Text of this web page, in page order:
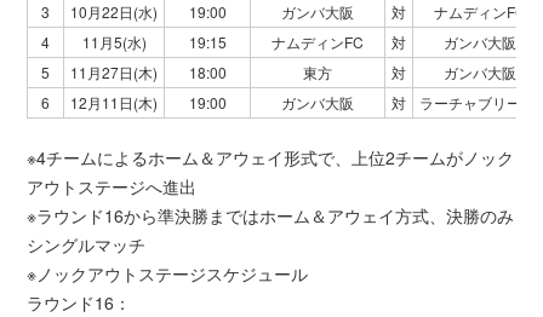
3
10月22日(水) 19:00 ガンバ大阪 対
ナムディンFC
4
11月5(水) 19:15 ナムディンFC 対
ガンバ大阪
5
11月27日(木) 18:00 東方 対
ガンバ大阪
6
12月11日(木) 19:00 ガンバ大阪 対 ラーチャブリーFC
※4チームによるホーム＆アウェイ形式で、上位2チームがノック
アウトステージへ進出
※ラウンド16から準決勝まではホーム＆アウェイ方式、決勝のみ
シングルマッチ
※ノックアウトステージスケジュール
ラウンド16：